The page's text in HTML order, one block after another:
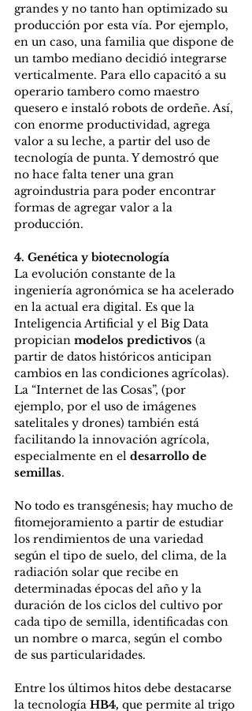
grandes y no tanto han optimizado su
producción por esta vía. Por ejemplo,
en un caso, una familia que dispone de
un tambo mediano decidió integrarse
verticalmente. Para ello capacitó a su
operario tambero como maestro
quesero e instaló robots de ordeñe. Así,
con enorme productividad, agrega
valor a su leche, a partir del uso de
tecnología de punta. Y demostró que
no hace falta tener una gran
agroindustria para poder encontrar
formas de agregar valor a la
producción.
4. Genética y biotecnología
La evolución constante de la
ingeniería agronómica se ha acelerado
en la actual era digital. Es que la
Inteligencia Artificial y el Big Data
propician modelos predictivos (a
partir de datos históricos anticipan
cambios en las condiciones agrícolas).
La “Internet de las Cosas”, (por
ejemplo, por el uso de imágenes
satelitales y drones) también está
facilitando la innovación agrícola,
especialmente en el desarrollo de
semillas.
No todo es transgénesis; hay mucho de
fitomejoramiento a partir de estudiar
los rendimientos de una variedad
según el tipo de suelo, del clima, de la
radiación solar que recibe en
determinadas épocas del año y la
duración de los ciclos del cultivo por
cada tipo de semilla, identificadas con
un nombre o marca, según el combo
de sus particularidades.
Entre los últimos hitos debe destacarse
la tecnología HB4, que permite al trigo